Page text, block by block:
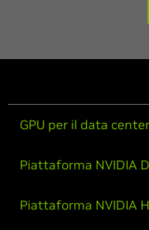
GPU per il data center
Piattaforma NVIDIA
Piattaforma NVIDIA